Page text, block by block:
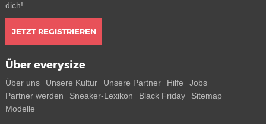
dich!
JETZT REGISTRIEREN
Über everysize
Über uns Unsere Kultur Unsere Partner Hilfe
Jobs
Partner werden
Sneaker-Lexikon Black Friday
Sitemap
Modelle